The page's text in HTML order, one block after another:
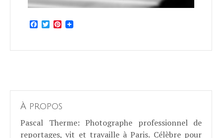
Facebook
TwitterPinterest
À propos
Pascal Therme: Photographe professionnel de
reportages, vit et travaille à Paris. Célèbre pour